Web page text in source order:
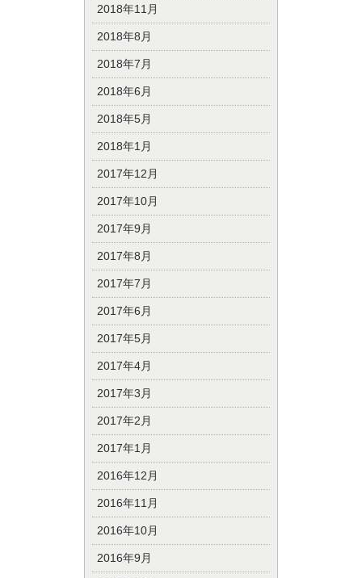
2018年11月
2018年8月
2018年7月
2018年6月
2018年5月
2018年1月
2017年12月
2017年10月
2017年9月
2017年8月
2017年7月
2017年6月
2017年5月
2017年4月
2017年3月
2017年2月
2017年1月
2016年12月
2016年11月
2016年10月
2016年9月